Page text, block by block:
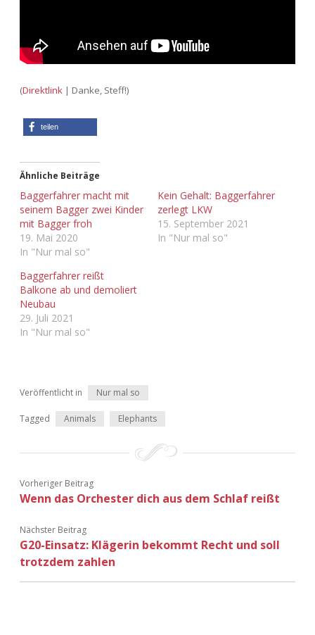
Adventskalender 2023
Adventskalender 2024
(Direktlink | Danke, Steff!)
teilen
Ähnliche Beiträge
Baggerfahrer macht mit
seinem Bagger zwei Kinder
mit Bagger froh
19. Mai 2020
In "Nur mal so"
Kein Gehalt: Baggerfahrer
zerlegt LKW
15. September 2021
In "Nur mal so"
Baggerfahrer reißt
Balkone ab und demoliert
Neubau
29. Juli 2021
In "Nur mal so"
Veröffentlicht in Nur mal so
Tagged Animals Elephants
Vorheriger Beitrag
Wenn das Orchester dich aus dem Schlaf reißt
Nächster Beitrag
G20-Einsatz: Klägerin bekommt Recht und soll
trotzdem zahlen